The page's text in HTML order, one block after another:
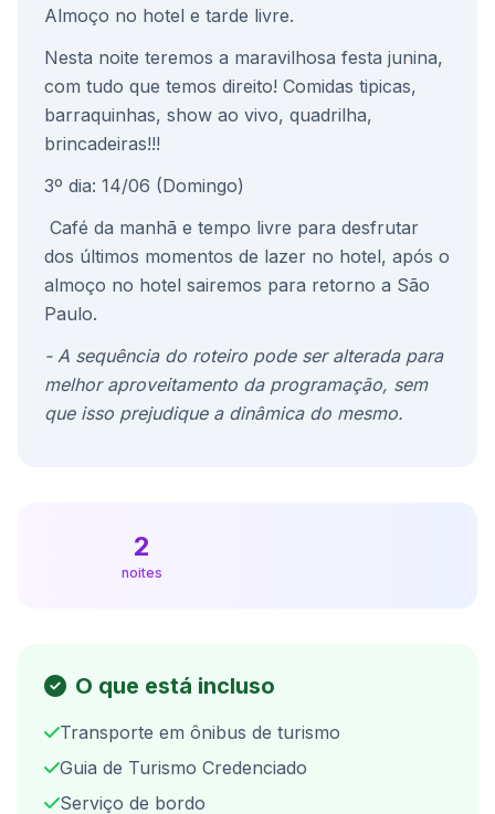
Almoço no hotel e tarde livre.
Nesta noite teremos a maravilhosa festa junina,
com tudo que temos direito! Comidas tipicas,
barraquinhas, show ao vivo, quadrilha,
brincadeiras!!!
3º dia: 14/06 (Domingo)
Café da manhã e tempo livre para desfrutar
dos últimos momentos de lazer no hotel, após o
almoço no hotel sairemos para retorno a São
Paulo.
- A sequência do roteiro pode ser alterada para
melhor aproveitamento da programação, sem
que isso prejudique a dinâmica do mesmo.
2
noites
O que está incluso
Transporte em ônibus de turismo
Guia de Turismo Credenciado
Serviço de bordo